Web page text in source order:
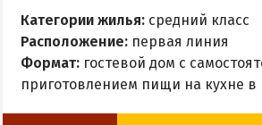
Все базы отдыха в Счастливцево
Веб-камеры в Счастливцево
Карта Счастливцево
СТРЕЛКОВОЕ
Категории жилья: средний класс
Расположение: первая линия
Формат: гостевой дом с
приготовлением пищи на кухне в